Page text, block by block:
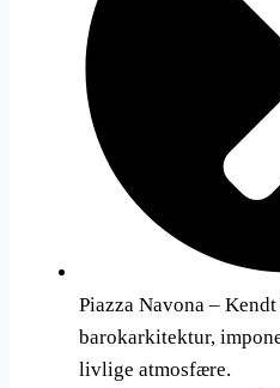
Piazza Navona –
barokarkitektur,
livlige atmosfære.